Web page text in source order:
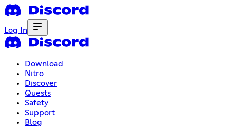
Log In
Download
Nitro
Discover
Quests
Safety
Support
Blog